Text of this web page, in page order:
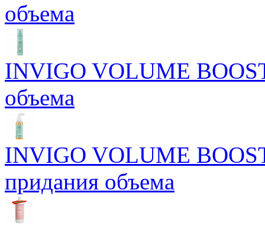
объема
INVIGO VOLUME
объема
INVIGO VOLUME
придания объема